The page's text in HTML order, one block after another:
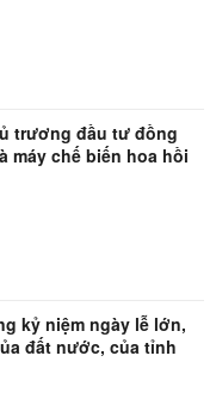
trương đầu tư đồng
máy chế biến hoa hồi
kỷ niệm ngày lễ lớn,
đất nước, của tỉnh